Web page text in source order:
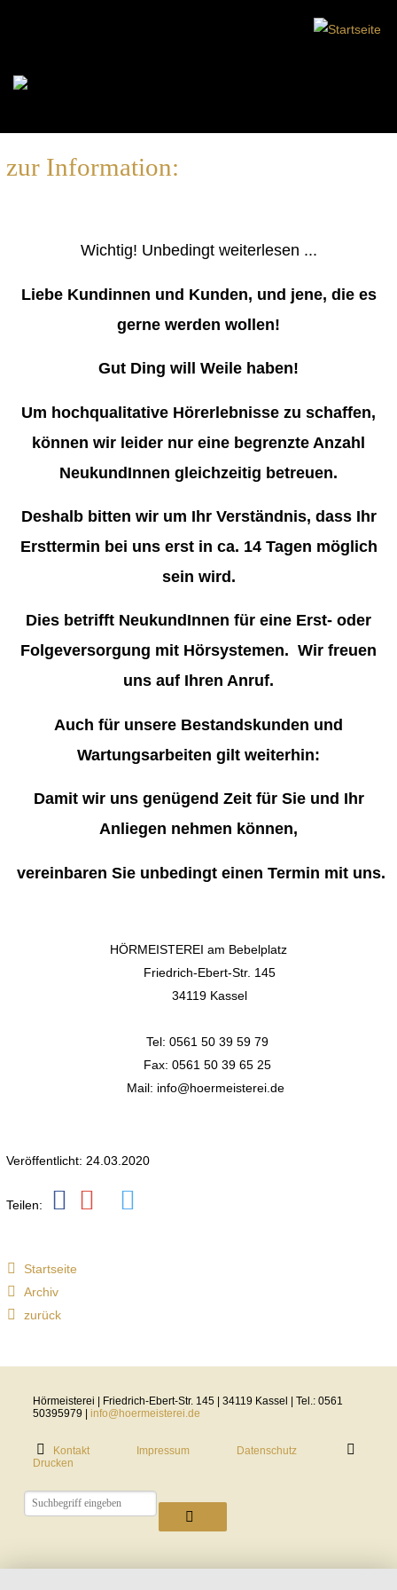
zur Information:
Wichtig! Unbedingt weiterlesen ...
Liebe Kundinnen und Kunden, und jene, die es
gerne werden wollen!
Gut Ding will Weile haben!
Um hochqualitative Hörerlebnisse zu schaffen,
können wir leider nur eine begrenzte Anzahl
NeukundInnen gleichzeitig betreuen.
Deshalb bitten wir um Ihr Verständnis, dass Ihr
Ersttermin bei uns erst in ca. 14 Tagen möglich
sein wird.
Dies betrifft NeukundInnen für eine Erst- oder
Folgeversorgung mit Hörsystemen. Wir freuen
uns auf Ihren Anruf.
Auch für unsere Bestandskunden und
Wartungsarbeiten gilt weiterhin:
Damit wir uns genügend Zeit für Sie und Ihr
Anliegen nehmen können,
vereinbaren Sie unbedingt einen Termin mit uns.
HÖRMEISTEREI am Bebelplatz
Friedrich-Ebert-Str. 145
34119 Kassel
Tel: 0561 50 39 59 79
Fax: 0561 50 39 65 25
Mail: info@hoermeisterei.de
Texas
Poker
Rules
online
poker
Veröffentlicht: 24.03.2020
Teilen:
Startseite
Archiv
zurück
Hörmeisterei | Friedrich-Ebert-Str. 145 | 34119 Kassel | Tel.: 0561
50395979 |info@hoermeisterei.de
Kontakt Impressum
Datenschutz
Drucken